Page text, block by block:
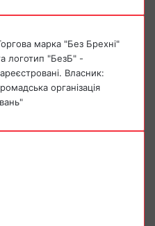
марка "Без Брехні"
логотип "БезБ" -
Власник:
організація